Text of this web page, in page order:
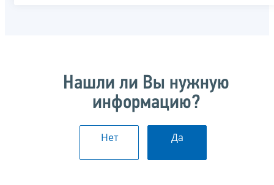
Нашли ли Вы нужную
информацию?
Нет Да